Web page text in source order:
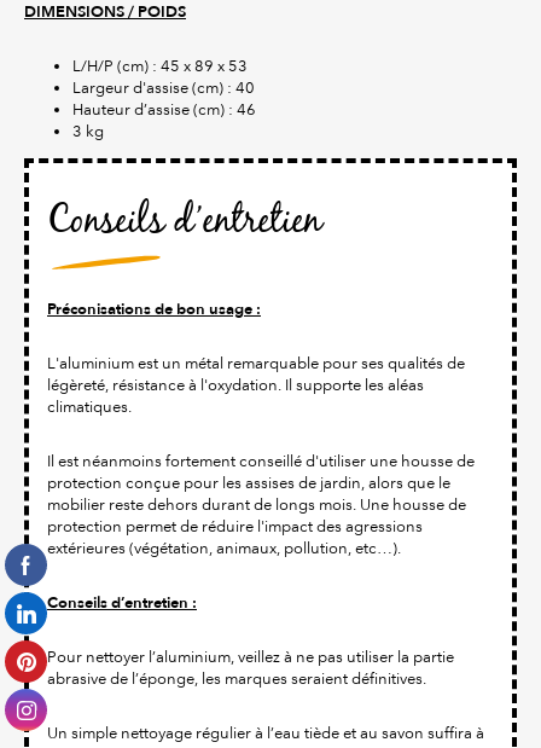
DIMENSIONS / POIDS
L/H/P (cm) : 45 x 89 x 53
Largeur d'assise (cm) : 40
Hauteur d’assise (cm) : 46
3 kg
Conseils d’entretien
Préconisations de bon usage :
L'aluminium est un métal remarquable pour ses qualités de
légèreté, résistance à l'oxydation. Il supporte les aléas
climatiques.
Il est néanmoins fortement conseillé d'utiliser une housse de
protection conçue pour les assises de jardin, alors que le
mobilier reste dehors durant de longs mois. Une housse de
protection permet de réduire l'impact des agressions
extérieures (végétation, animaux, pollution, etc…).
Conseils d’entretien :
Pour nettoyer l’aluminium, veillez à ne pas utiliser la partie
abrasive de l’éponge, les marques seraient définitives.
Un simple nettoyage régulier à l’eau tiède et au savon suffira à